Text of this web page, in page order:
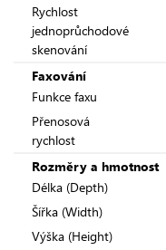
Rychlost
jednoprůchodové
skenování
Faxování
Funkce faxu
Přenosová
rychlost
Rozměry a hmotnost
Délka (Depth)
Šířka (Width)
Výška (Height)